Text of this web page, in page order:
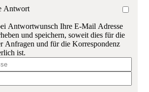
Antwort
Antwortwunsch Ihre E-Mail Adresse
und speichern, soweit dies für die
Anfragen und für die Korrespondenz
ist.